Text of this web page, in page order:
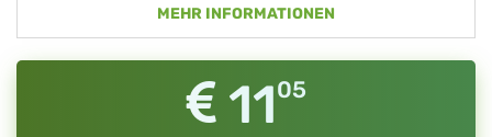
MEHR INFORMATIONEN
1105